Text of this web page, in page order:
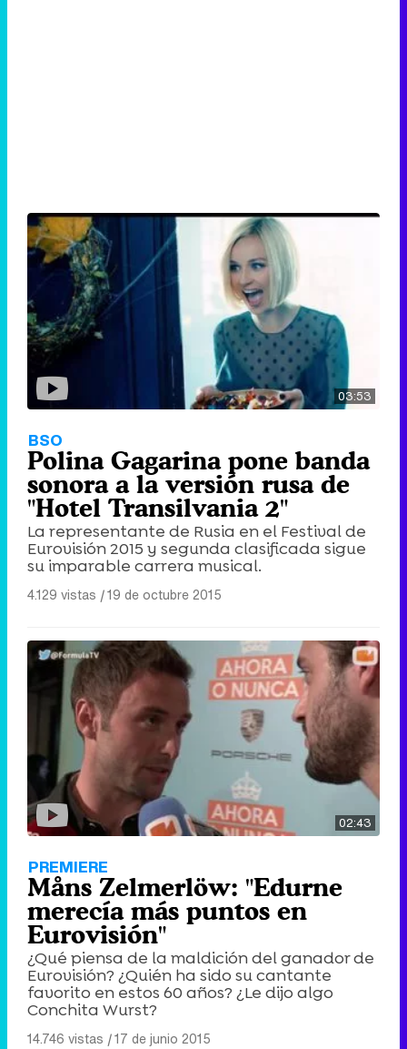
03:53
BSO
Polina Gagarina pone banda
sonora a la versión rusa de
"Hotel Transilvania 2"
La representante de Rusia en el Festival de
Eurovisión 2015 y segunda clasificada sigue
su imparable carrera musical.
4.129 vistas |19 de octubre 2015
02:43
PREMIERE
Måns Zelmerlöw: "Edurne
merecía más puntos en
Eurovisión"
¿Qué piensa de la maldición del ganador de
Eurovisión? ¿Quién ha sido su cantante
favorito en estos 60 años? ¿Le dijo algo
Conchita Wurst?
14.746 vistas |17 de junio 2015